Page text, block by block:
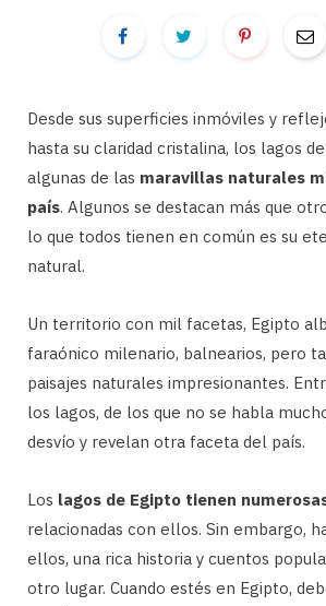
Desde sus superficies inmóviles y
hasta su claridad cristalina, los lagos
algunas de las maravillas naturales
país. Algunos se destacan más que
lo que todos tienen en común es su
natural.
Un territorio con mil facetas, Egipto
faraónico milenario, balnearios, pero
paisajes naturales impresionantes.
los lagos, de los que no se habla
desvío y revelan otra faceta del país.
Los lagos de Egipto tienen
relacionadas con ellos. Sin embargo,
ellos, una rica historia y cuentos
otro lugar. Cuando estés en Egipto,